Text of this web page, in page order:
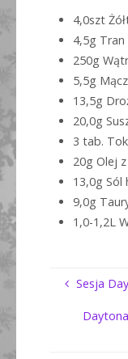
4,0szt
4,5g
250g
5,5g
13,5g
20,0g
3 tab.
20g Olej
13,0g Sól
9,0g
1,0-1,2L
Sesja